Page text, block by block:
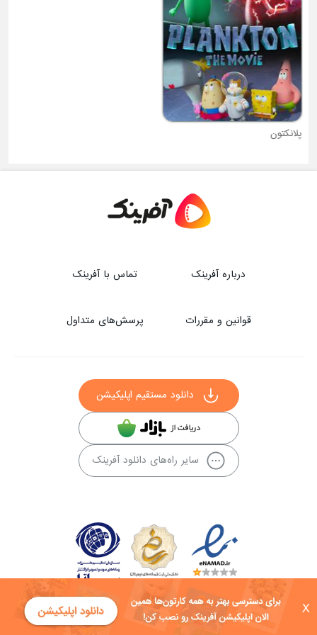
X
پلانکتون
درباره آفرینک تماس با آفرینک
قوانین و مقررات پرسش‌های متداول
دانلود مستقیم اپلیکیشن
سایر راه‌های دانلود آفرینک
کلیه حقوق این سایت به شرکت توسعه فناوی هفت آسمان توکان تعلق دارد و